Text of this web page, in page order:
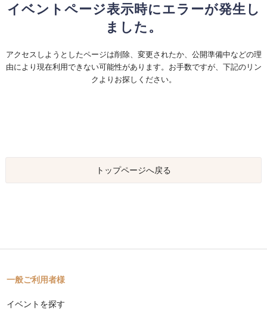
イベントページ表示時にエラーが発生し
ました。
アクセスしようとしたページは削除、変更されたか、公開準備中などの理
由により現在利用できない可能性があります。お手数ですが、下記のリン
クよりお探しください。
トップページへ戻る
一般ご利用者様
イベントを探す